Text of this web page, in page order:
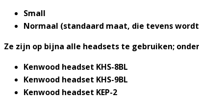
Small
Normaal (standaard maat, die tevens
Ze zijn op bijna alle headsets te gebruiken;
Kenwood headset KHS-8BL
Kenwood headset KHS-9BL
Kenwood headset KEP-2